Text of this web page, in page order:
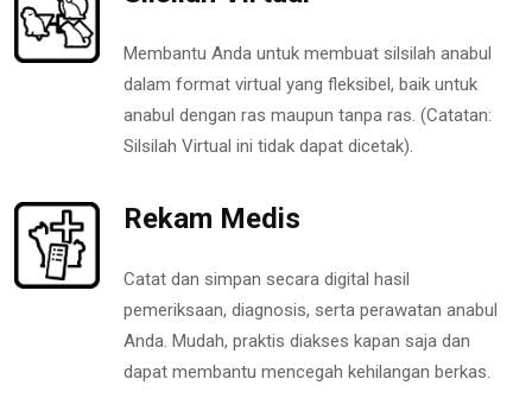
Membantu Anda untuk membuat silsilah anabul
dalam format virtual yang fleksibel, baik untuk
anabul dengan ras maupun tanpa ras. (Catatan:
Silsilah Virtual ini tidak dapat dicetak).
Rekam Medis
Catat dan simpan secara digital hasil
pemeriksaan, diagnosis, serta perawatan anabul
Anda. Mudah, praktis diakses kapan saja dan
dapat membantu mencegah kehilangan berkas.